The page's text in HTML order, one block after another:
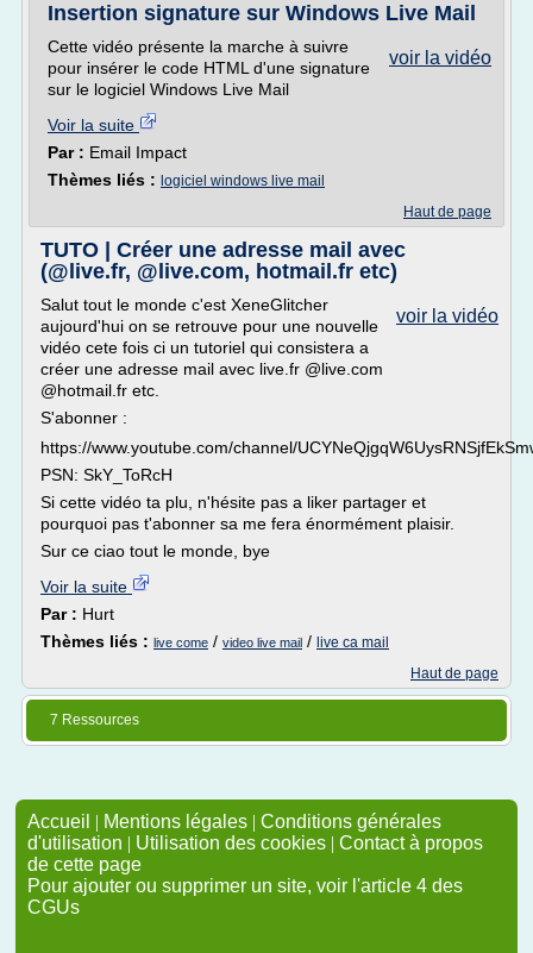
Insertion signature sur Windows Live Mail
voir la vidéo
Cette vidéo présente la marche à suivre
pour insérer le code HTML d'une signature
sur le logiciel Windows Live Mail
Voir la suite
Par : Email Impact
Thèmes liés : logiciel windows live mail
Haut de page
TUTO | Créer une adresse mail avec
(@live.fr, @live.com, hotmail.fr etc)
voir la vidéo
Salut tout le monde c'est XeneGlitcher
aujourd'hui on se retrouve pour une nouvelle
vidéo cete fois ci un tutoriel qui consistera a
créer une adresse mail avec live.fr @live.com
@hotmail.fr etc.
S'abonner :
https://www.youtube.com/channel/
PSN: SkY_ToRcH
Si cette vidéo ta plu, n'hésite pas a liker partager et
pourquoi pas t'abonner sa me fera énormément plaisir.
Sur ce ciao tout le monde, bye
Voir la suite
Par : Hurt
Thèmes liés : live come / video live mail / live ca mail
Haut de page
7 Ressources
Accueil | Mentions légales | Conditions générales
d'utilisation | Utilisation des cookies | Contact à propos
de cette page
Pour ajouter ou supprimer un site, voir l'article 4 des
CGUs